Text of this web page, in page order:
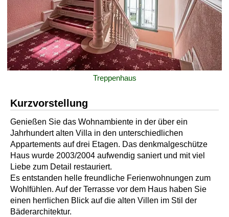
Treppenhaus
Kurzvorstellung
Genießen Sie das Wohnambiente in der über ein
Jahrhundert alten Villa in den unterschiedlichen
Appartements auf drei Etagen. Das denkmalgeschütze
Haus wurde 2003/2004 aufwendig saniert und mit viel
Liebe zum Detail restauriert.
Es entstanden helle freundliche Ferienwohnungen zum
Wohlfühlen. Auf der Terrasse vor dem Haus haben Sie
einen herrlichen Blick auf die alten Villen im Stil der
Bäderarchitektur.